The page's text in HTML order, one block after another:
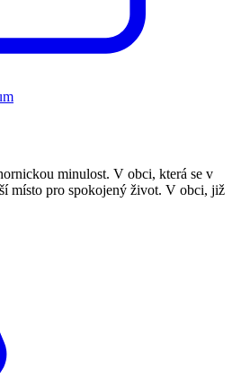
minulost. V obci, která se v
místo pro spokojený život. V obci, již